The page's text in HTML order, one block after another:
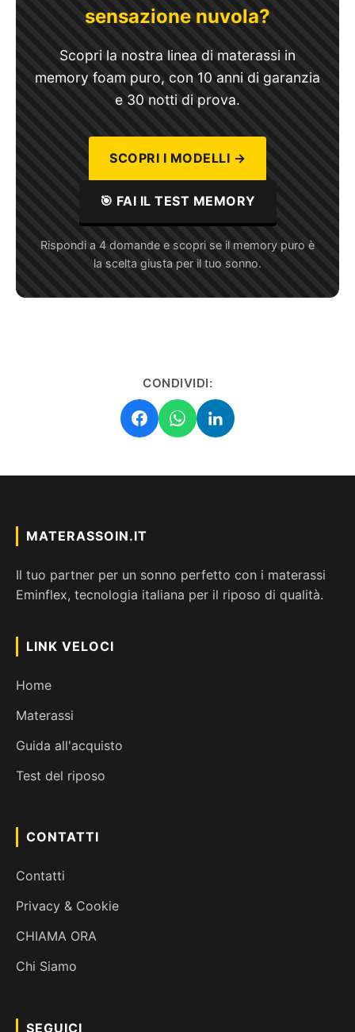
sensazione nuvola?
Scopri la nostra linea di materassi in
memory foam puro, con 10 anni di garanzia
e 30 notti di prova.
SCOPRI I MODELLI →
🎯 FAI IL TEST MEMORY
Rispondi a 4 domande e scopri se il memory puro è
la scelta giusta per il tuo sonno.
CONDIVIDI:
MATERASSOIN.IT
Il tuo partner per un sonno perfetto con i materassi
Eminflex, tecnologia italiana per il riposo di qualità.
LINK VELOCI
Home
Materassi
Guida all'acquisto
Test del riposo
CONTATTI
Contatti
Privacy & Cookie
CHIAMA ORA
Chi Siamo
SEGUICI